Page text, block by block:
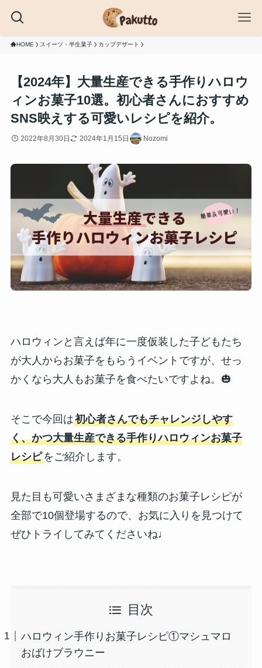
HOME スイーツ・半生菓子 カップデザート
【2024年】大量生産できる手作りハロウ
ィンお菓子10選。初心者さんにおすすめ
SNS映えする可愛いレシピを紹介。
2022年8月30日 2024年1月15日 Nozomi
ハロウィンと言えば年に一度仮装した子どもたち
が大人からお菓子をもらうイベントですが、せっ
かくなら大人もお菓子を食べたいですよね。🎃
そこで今回は初心者さんでもチャレンジしやす
く、かつ大量生産できる手作りハロウィンお菓子
レシピをご紹介します。
見た目も可愛いさまざまな種類のお菓子レシピが
全部で10個登場するので、お気に入りを見つけて
ぜひトライしてみてくださいね♩
目次
ハロウィン手作りお菓子レシピ①マシュマロ
おばけブラウニー